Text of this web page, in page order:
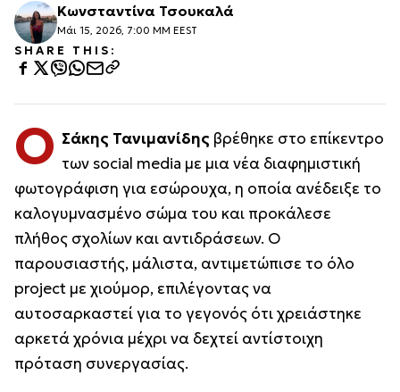
Κωνσταντίνα Τσουκαλά
Μάι 15, 2026, 7:00 ΜΜ EEST
SHARE THIS:
Ο Σάκης Τανιμανίδης βρέθηκε στο επίκεντρο
των social media με μια νέα διαφημιστική
φωτογράφιση για εσώρουχα, η οποία ανέδειξε το
καλογυμνασμένο σώμα του και προκάλεσε
πλήθος σχολίων και αντιδράσεων. Ο
παρουσιαστής, μάλιστα, αντιμετώπισε το όλο
project με χιούμορ, επιλέγοντας να
αυτοσαρκαστεί για το γεγονός ότι χρειάστηκε
αρκετά χρόνια μέχρι να δεχτεί αντίστοιχη
πρόταση συνεργασίας.